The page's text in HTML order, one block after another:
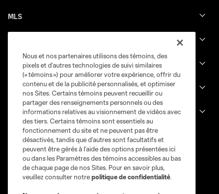
MLS
News
Club
Legal
Nous et nos partenaires utilisons des témoins, des
pixels et d’autres technologies de suivi similaires
(« témoins ») pour améliorer votre expérience, offrir du
contenu et de la publicité personnalisés, et optimiser
nos Sites. Certains témoins peuvent recueillir ou
partager des renseignements personnels ou des
informations relatives au visionnement de vidéos avec
des tiers. Certains témoins sont essentiels au
fonctionnement du site et ne peuvent pas être
désactivés, tandis que d’autres sont facultatifs et
peuvent être gérés à l’aide des options présentées ici
ou dans les Paramètres des témoins accessibles au bas
de chaque page de nos Sites. Pour en savoir plus,
veuillez consulter notrepolitique de confidentialité.